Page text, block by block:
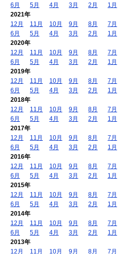
6月
5月 4月 3月 2月
1月
2021年
12月
11月 10月 9月 8月
7月
6月
5月 4月 3月 2月
1月
2020年
12月
11月 10月 9月 8月
7月
6月
5月 4月 3月 2月
1月
2019年
12月
11月 10月 9月 8月
7月
6月
5月 4月 3月 2月
1月
2018年
12月
11月 10月 9月 8月
7月
6月
5月 4月 3月 2月
1月
2017年
12月
11月 10月 9月 8月
7月
6月
5月 4月 3月 2月
1月
2016年
12月
11月 10月 9月 8月
7月
6月
5月 4月 3月 2月
1月
2015年
12月
11月 10月 9月 8月
7月
6月
5月 4月 3月 2月
1月
2014年
12月
11月 10月 9月 8月
7月
6月
5月 4月 3月 2月
1月
2013年
12月
11月 10月 9月 8月 7月